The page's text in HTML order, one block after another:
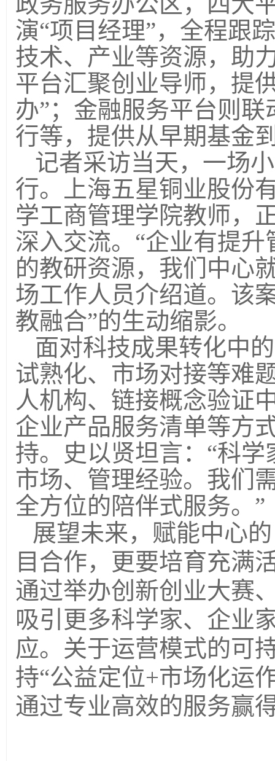
演“项目经理”，全程跟
技术、产业等资源，助
平台汇聚创业导师，提
办”；金融服务平台则
行等，提供从早期基金
记者采访当天，一场
行。上海五星铜业股份
学工商管理学院教师，
深入交流。“企业有提
的教研资源，我们中心
场工作人员介绍道。该
教融合”的生动缩影。
面对科技成果转化中的
试熟化、市场对接等难
人机构、链接概念验证
企业产品服务清单等方
持。史以贤坦言：“科
市场、管理经验。我们
全方位的陪伴式服务。”
展望未来，赋能中心
目合作，更要培育充满
通过举办创新创业大赛
吸引更多科学家、企业
应。关于运营模式的可
持“公益定位+市场化运
通过专业高效的服务赢